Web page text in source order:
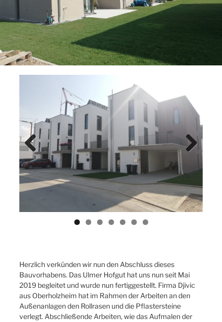
Previ
ous
Herzlich verkünden wir nun den Abschluss dieses
Bauvorhabens. Das Ulmer Hofgut hat uns nun seit Mai
2019 begleitet und wurde nun fertiggestellt. Firma Djivic
aus Oberholzheim hat im Rahmen der Arbeiten an den
Außenanlagen den Rollrasen und die Pflastersteine
verlegt. Abschließende Arbeiten, wie das Aufmalen der